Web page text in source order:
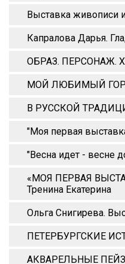
Выставка
Капралова Дарья.
ОБРАЗ. ПЕРСОНАЖ.
МОЙ ЛЮБИМЫЙ
В РУССКОЙ
"Моя первая
"Весна идет - весне
«МОЯ ПЕРВАЯ
Тренина Екатерина
Ольга Снигирева.
ПЕТЕРБУРГСКИЕ
АКВАРЕЛЬНЫЕ